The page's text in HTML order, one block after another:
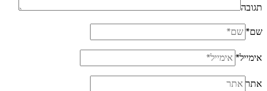
תגובה
שם*
אימייל*
אתר